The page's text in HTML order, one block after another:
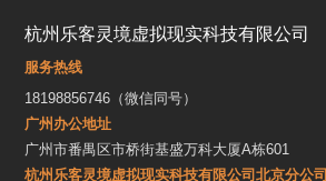
杭州乐客灵境虚拟现实科技有限公司
服务热线
18198856746（微信同号）
广州办公地址
广州市番禺区市桥街基盛万科大厦A栋601
杭州乐客灵境虚拟现实科技有限公司北京分公司